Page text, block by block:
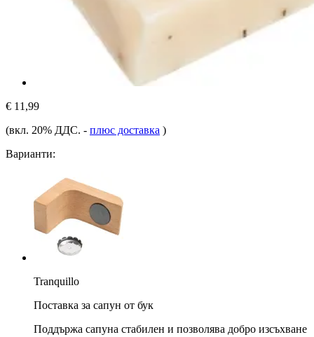
€ 11,99
(вкл. 20% ДДС. - плюс доставка )
Варианти:
Tranquillo
Поставка за сапун от бук
Поддържа сапуна стабилен и позволява добро изсъхване